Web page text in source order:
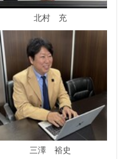
北村 充
三澤 裕史